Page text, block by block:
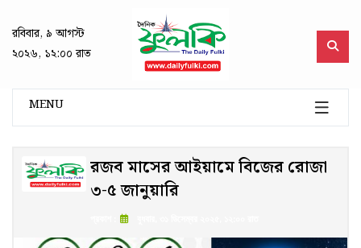
রবিবার, ৯ আগস্ট
২০২৬, ১২:০০ রাত
MENU
রজব মাসের আইয়ামে বিজের রোজা
৩-৫ জানুয়ারি